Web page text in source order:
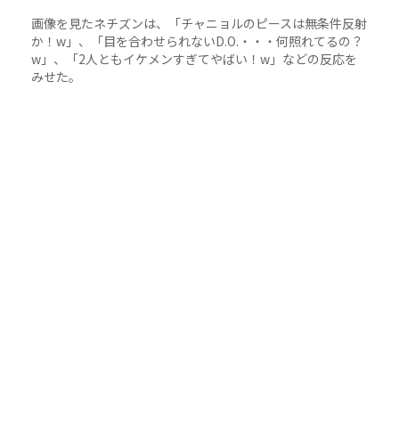
画像を見たネチズンは、「チャニョルのピースは無条件反射
か！w」、「目を合わせられないD.O.・・・何照れてるの？
w」、「2人ともイケメンすぎてやばい！w」などの反応を
みせた。